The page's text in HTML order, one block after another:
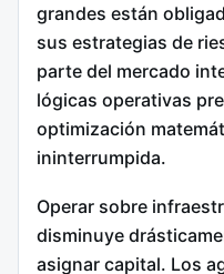
grandes están
sus estrategias de
parte del mercado
lógicas operativas
optimización
ininterrumpida.
Operar sobre
disminuye
asignar capital. Los